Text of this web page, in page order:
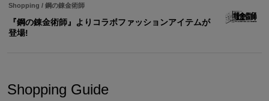
Shopping / 鋼の錬金術師
『鋼の錬金術師』よりコラボファッションアイテムが
登場!
Shopping Guide